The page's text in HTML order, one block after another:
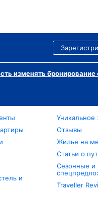
изменять бронирование
и
Уникальное
Отзывы
Жилье на
Статьи о
Сезонные и
Traveller